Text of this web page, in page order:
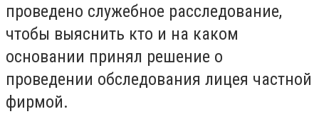
проведено служебное расследование,
чтобы выяснить кто и на каком
основании принял решение о
проведении обследования лицея частной
фирмой.